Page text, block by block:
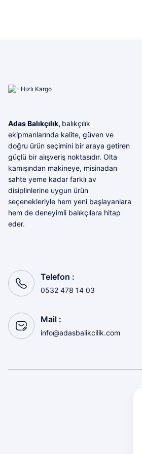
M... U... | 16/07/2026
Harika
Bozkurt Berkay Turgut | 10/07/2026
Sorunsuz
olcay tunçeli | 10/07/2026
Sorunsuz
olcay tunçeli | 10/07/2026
Sorunsuz
olcay tunçeli | 10/07/2026
Adas Balıkçılık, balıkçılık
ekipmanlarında kalite, güven ve
doğru ürün seçimini bir araya getiren
güçlü bir alışveriş noktasıdır. Olta
kamışından makineye, misinadan
sahte yeme kadar farklı av
disiplinlerine uygun ürün
seçenekleriyle hem yeni başlayanlara
hem de deneyimli balıkçılara hitap
eder.
Telefon :
0532 478 14 03
Mail :
info@adasbalikcilik.com